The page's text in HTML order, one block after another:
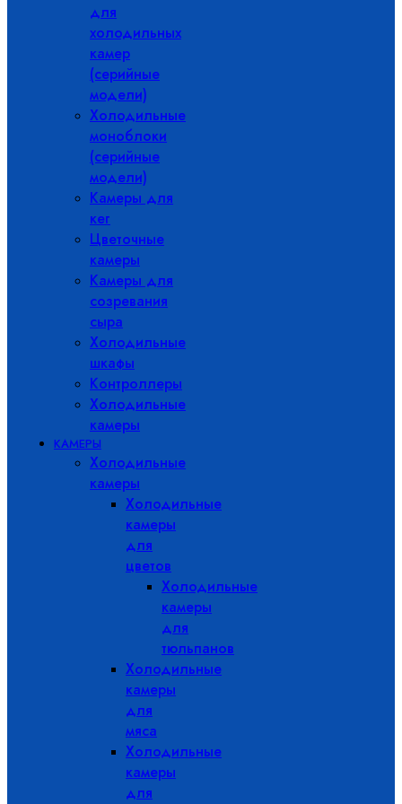
для
холодильных
камер
(серийные
модели)
Холодильные
моноблоки
(серийные
модели)
Камеры для
кег
Цветочные
камеры
Камеры для
созревания
сыра
Холодильные
шкафы
Контроллеры
Холодильные
камеры
КАМЕРЫ
Холодильные
камеры
Холодильные
камеры
для
цветов
Холодильные
камеры
для
тюльпанов
Холодильные
камеры
для
мяса
Холодильные
камеры
для